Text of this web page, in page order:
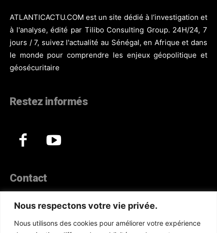
Nous respectons votre vie privée.
Nous utilisons des cookies pour améliorer votre expérience
ATLANTICACTU.COM est un site dédié à l’investigation et
à l'analyse, édité par Tilibo Consulting Group. 24H/24, 7
jours / 7, suivez l'actualité au Sénégal, en Afrique et dans
le monde pour comprendre les enjeux géopolitique et
géosécuritaire
Restez informés
Contact
Téléphone :(+221) 70 330 86 87‬
WhatsApp : (+33) 6 52 17 85 46